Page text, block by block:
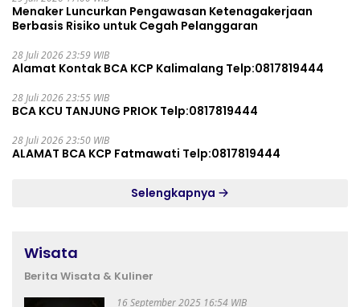
Menaker Luncurkan Pengawasan Ketenagakerjaan
Berbasis Risiko untuk Cegah Pelanggaran
28 Juli 2026 23:59 WIB
Alamat Kontak BCA KCP Kalimalang Telp:0817819444
28 Juli 2026 23:55 WIB
BCA KCU TANJUNG PRIOK Telp:0817819444
28 Juli 2026 23:50 WIB
ALAMAT BCA KCP Fatmawati Telp:0817819444
Selengkapnya
Wisata
Berita Wisata & Kuliner
16 September 2025 16:54 WIB